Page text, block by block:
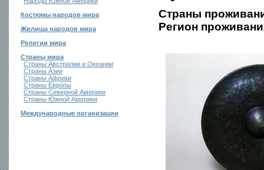
Костюмы народов мира
Жилища народов мира
Религии мира
Страны мира
Страны Австралии и Океании
Страны Азии
Страны Африки
Страны Европы
Страны Северной Америки
Страны Южной Америки
Международные организации
Страны
Регион